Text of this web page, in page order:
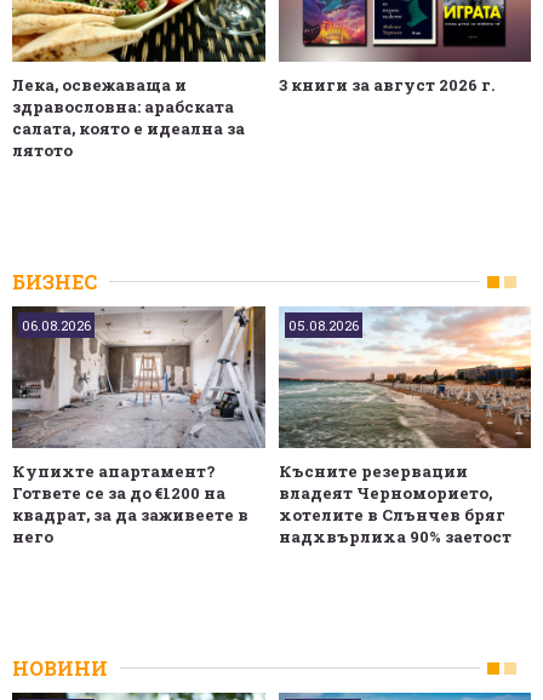
Лека, освежаваща и
здравословна: арабската
салата, която е идеална за
лятото
3 книги за август 2026 г.
БИЗНЕС
06.08.2026
Купихте апартамент?
Гответе се за до €1200 на
квадрат, за да заживеете в
него
05.08.2026
Късните резервации
владеят Черноморието,
хотелите в Слънчев бряг
надхвърлиха 90% заетост
НОВИНИ